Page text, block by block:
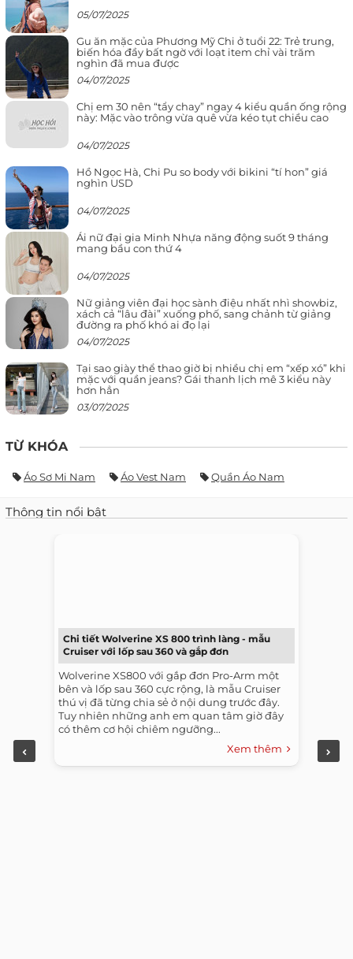
05/07/2025
Gu ăn mặc của Phương Mỹ Chi ở tuổi 22: Trẻ trung,
biến hóa đầy bất ngờ với loạt item chỉ vài trăm
nghìn đã mua được
04/07/2025
Chị em 30 nên “tẩy chay” ngay 4 kiểu quần ống rộng
này: Mặc vào trông vừa quê vừa kéo tụt chiều cao
04/07/2025
Hồ Ngọc Hà, Chi Pu so body với bikini “tí hon” giá
nghìn USD
04/07/2025
Ái nữ đại gia Minh Nhựa năng động suốt 9 tháng
mang bầu con thứ 4
04/07/2025
Nữ giảng viên đại học sành điệu nhất nhì showbiz,
xách cả “lâu đài” xuống phố, sang chảnh từ giảng
đường ra phố khó ai đọ lại
04/07/2025
Tại sao giày thể thao giờ bị nhiều chị em “xếp xó” khi
mặc với quần jeans? Gái thanh lịch mê 3 kiểu này
hơn hẳn
03/07/2025
TỪ KHÓA
Áo Sơ Mi Nam Áo Vest Nam Quần Áo Nam
Thông tin nổi bật
Chi tiết Wolverine XS 800 trình làng - mẫu
Cruiser với lốp sau 360 và gắp đơn
Wolverine XS800 với gắp đơn Pro-Arm một
bên và lốp sau 360 cực rộng, là mẫu Cruiser
thú vị đã từng chia sẻ ở nội dung trước đây.
Tuy nhiên những anh em quan tâm giờ đây
có thêm cơ hội chiêm ngưỡng...
Xem thêm